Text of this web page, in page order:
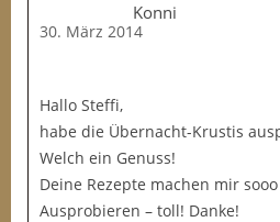
Konni
30. März 2014
Hallo Steffi,
habe die Übernacht-Krustis
Welch ein Genuss!
Deine Rezepte machen mir
Ausprobieren – toll! Danke!